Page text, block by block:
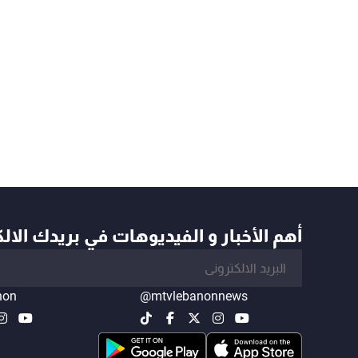
أهم الأخبار و الفيديوهات في بريدك
@mtvlebanonnews